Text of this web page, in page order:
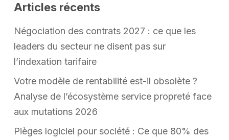
Articles récents
Négociation des contrats 2027 : ce que les
leaders du secteur ne disent pas sur
l’indexation tarifaire
Votre modèle de rentabilité est-il obsolète ?
Analyse de l’écosystème service propreté face
aux mutations 2026
Pièges logiciel pour société : Ce que 80% des